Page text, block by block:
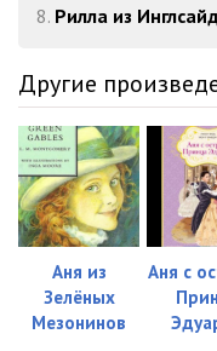
8. Рилла из
Другие
Аня из
Зелёных
Мезонинов
Аня с